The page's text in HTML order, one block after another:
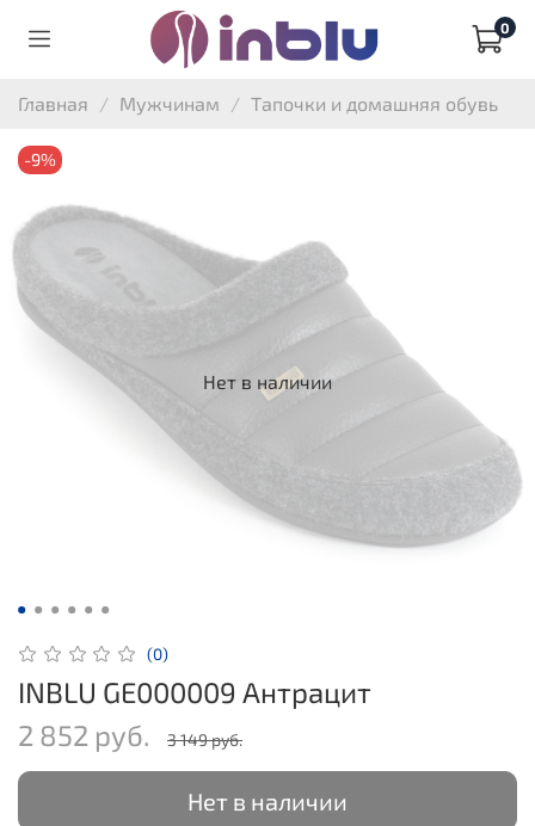
0
Главная Мужчинам Тапочки и домашняя обувь
Нет в наличии
-9%
(0)
INBLU GE000009 Антрацит
2 852 руб.
3 149 руб.
Нет в наличии